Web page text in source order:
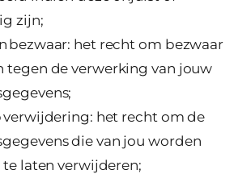
zijn;
bezwaar: het recht om bezwaar
tegen de verwerking van jouw
verwijdering: het recht om de
die van jou worden
laten verwijderen;